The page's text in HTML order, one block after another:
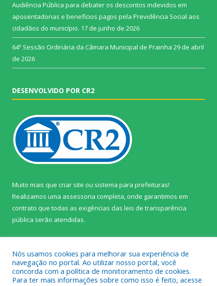
Audiência Pública para debater os descontos indevidos em
aposentadorias e benefícios pagos pela Previdência Social aos
cidadãos do município. 17 de junho de 2026
64ª Sessão Ordinária da Câmara Municipal de Prainha 29 de abril
de 2026
DESENVOLVIDO POR CR2
Muito mais que criar site ou sistema para prefeituras!
Realizamos uma assessoria completa, onde garantimos em
contrato que todas as exigências das leis de transparência
pública serão atendidas.
Nós usamos cookies para melhorar sua experiência de
navegação no portal. Ao utilizar nosso portal, você
concorda com a política de monitoramento de cookies.
Para ter mais informações sobre como isso é feito, acesse